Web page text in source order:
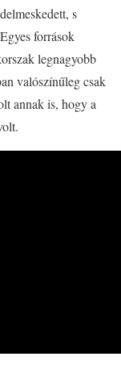
s
források
legnagyobb
valószínűleg csak
annak is, hogy a